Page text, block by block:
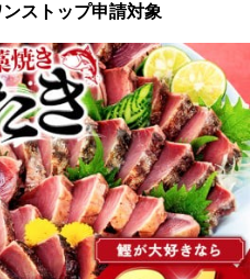
ストップ申請対象